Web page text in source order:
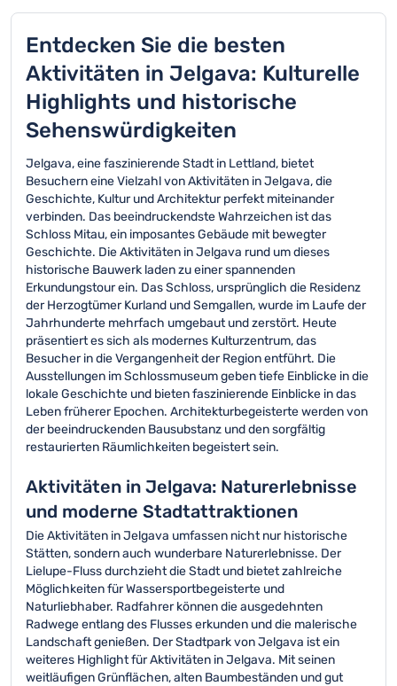
Entdecken Sie die besten
Aktivitäten in Jelgava: Kulturelle
Highlights und historische
Sehenswürdigkeiten
Jelgava, eine faszinierende Stadt in Lettland, bietet
Besuchern eine Vielzahl von Aktivitäten in Jelgava, die
Geschichte, Kultur und Architektur perfekt miteinander
verbinden. Das beeindruckendste Wahrzeichen ist das
Schloss Mitau, ein imposantes Gebäude mit bewegter
Geschichte. Die Aktivitäten in Jelgava rund um dieses
historische Bauwerk laden zu einer spannenden
Erkundungstour ein. Das Schloss, ursprünglich die Residenz
der Herzogtümer Kurland und Semgallen, wurde im Laufe der
Jahrhunderte mehrfach umgebaut und zerstört. Heute
präsentiert es sich als modernes Kulturzentrum, das
Besucher in die Vergangenheit der Region entführt. Die
Ausstellungen im Schlossmuseum geben tiefe Einblicke in die
lokale Geschichte und bieten faszinierende Einblicke in das
Leben früherer Epochen. Architekturbegeisterte werden von
der beeindruckenden Bausubstanz und den sorgfältig
restaurierten Räumlichkeiten begeistert sein.
Aktivitäten in Jelgava: Naturerlebnisse
und moderne Stadtattraktionen
Die Aktivitäten in Jelgava umfassen nicht nur historische
Stätten, sondern auch wunderbare Naturerlebnisse. Der
Lielupe-Fluss durchzieht die Stadt und bietet zahlreiche
Möglichkeiten für Wassersportbegeisterte und
Naturliebhaber. Radfahrer können die ausgedehnten
Radwege entlang des Flusses erkunden und die malerische
Landschaft genießen. Der Stadtpark von Jelgava ist ein
weiteres Highlight für Aktivitäten in Jelgava. Mit seinen
weitläufigen Grünflächen, alten Baumbeständen und gut